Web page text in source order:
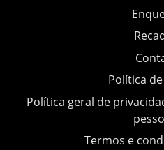
Política
Política geral de
Termos e